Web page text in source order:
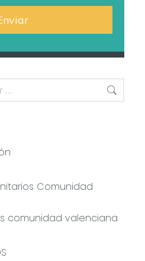
Comunidad
comunidad valenciana